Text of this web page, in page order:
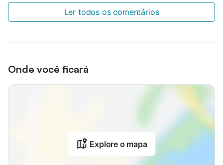
Ler todos os comentários
Onde você ficará
Explore o mapa